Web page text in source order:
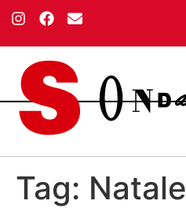
Tag: Natale